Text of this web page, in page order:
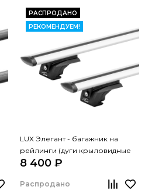
РАСПРОДАНО
РЕКОМЕНДУЕМ!
LUX Элегант - багажник на
рейлинги (дуги крыловидные
серые, 1,2м)
8 400 ₽
Распродано